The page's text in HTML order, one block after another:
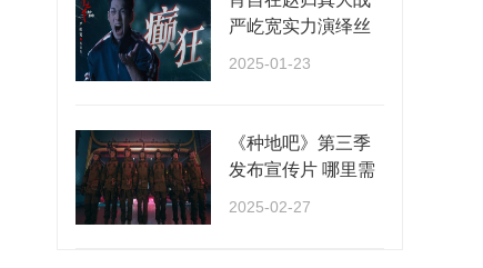
严屹宽实力演绎丝
2025-01-23
《种地吧》第三季
发布宣传片 哪里需
2025-02-27